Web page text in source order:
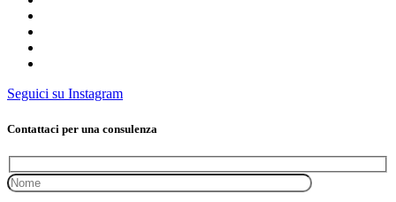
Seguici su Instagram
Contattaci per una consulenza